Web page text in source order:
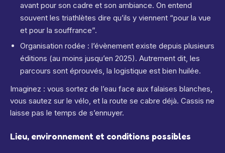
avant pour son cadre et son ambiance. On entend
souvent les triathlètes dire qu’ils y viennent “pour la vue
et pour la souffrance”.
Organisation rodée : l’évènement existe depuis plusieurs
éditions (au moins jusqu’en 2025). Autrement dit, les
parcours sont éprouvés, la logistique est bien huilée.
Imaginez : vous sortez de l’eau face aux falaises blanches,
vous sautez sur le vélo, et la route se cabre déjà. Cassis ne
laisse pas le temps de s’ennuyer.
Lieu, environnement et conditions possibles